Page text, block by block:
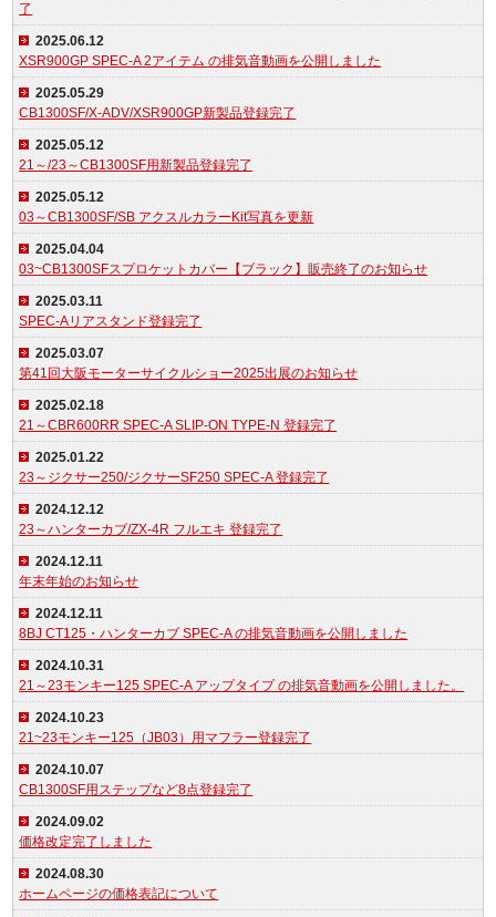
了
2025.06.12
XSR900GP SPEC-A 2アイテム の排気音動画を公開しました
2025.05.29
CB1300SF/X-ADV/XSR900GP新製品登録完了
2025.05.12
21～/23～CB1300SF用新製品登録完了
2025.05.12
03～CB1300SF/SB アクスルカラーKit写真を更新
2025.04.04
03~CB1300SFスプロケットカバー【ブラック】販売終了のお知らせ
2025.03.11
SPEC-Aリアスタンド登録完了
2025.03.07
第41回大阪モーターサイクルショー2025出展のお知らせ
2025.02.18
21～CBR600RR SPEC-A SLIP-ON TYPE-N 登録完了
2025.01.22
23～ジクサー250/ジクサーSF250 SPEC-A 登録完了
2024.12.12
23～ハンターカブ/ZX-4R フルエキ 登録完了
2024.12.11
年末年始のお知らせ
2024.12.11
8BJ CT125・ハンターカブ SPEC-A の排気音動画を公開しました
2024.10.31
21～23モンキー125 SPEC-A アップタイプ の排気音動画を公開しました。
2024.10.23
21~23モンキー125（JB03）用マフラー登録完了
2024.10.07
CB1300SF用ステップなど8点登録完了
2024.09.02
価格改定完了しました
2024.08.30
ホームページの価格表記について